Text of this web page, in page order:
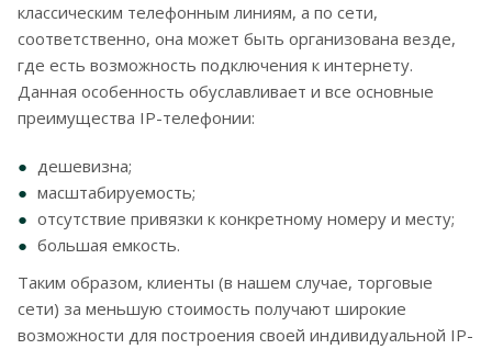
классическим телефонным линиям, а по сети,
соответственно, она может быть организована везде,
где есть возможность подключения к интернету.
Данная особенность обуславливает и все основные
преимущества IP-телефонии:
дешевизна;
масштабируемость;
отсутствие привязки к конкретному номеру и месту;
большая емкость.
Таким образом, клиенты (в нашем случае, торговые
сети) за меньшую стоимость получают широкие
возможности для построения своей индивидуальной IP-